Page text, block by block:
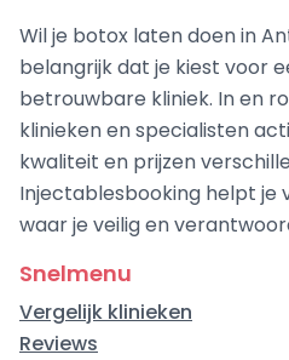
Wil je botox laten doen in
belangrijk dat je kiest voor
betrouwbare kliniek. In en
klinieken en specialisten
kwaliteit en prijzen
Injectablesbooking helpt je
waar je veilig en
Snelmenu
Vergelijk klinieken
Reviews